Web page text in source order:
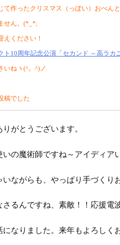
て作ったクリスマス（っぽい）おべんと
せん。(*_*;
えください！
ト10周年記念公演「セカンド ～高ラ
いねヽ(^。^)ノ
稿でした
がとうございます。
の魔術師ですね～アイディア
ながらも、やっぱり手づくり
さるんですね、素敵！！応援
なりました。来年もよろしく